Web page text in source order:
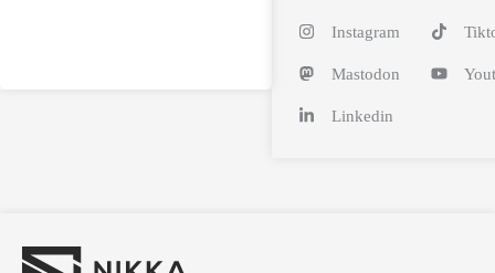
Instagram
Mastodon
Linkedin